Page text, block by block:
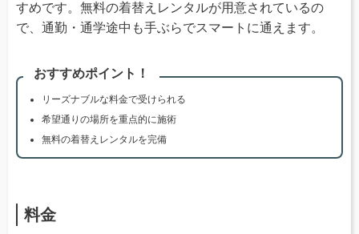
すめです。無料の着替えレンタルが用意されているの
で、通勤・通学途中も手ぶらでスマートに通えます。
おすすめポイント！
リーズナブルな料金で受けられる
希望通りの場所を重点的に施術
無料の着替えレンタルを完備
料金